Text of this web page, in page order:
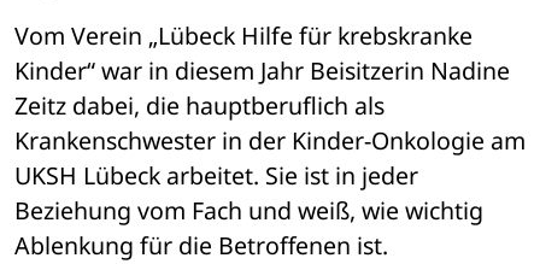
Vom Verein „Lübeck Hilfe für krebskranke
Kinder“ war in diesem Jahr Beisitzerin Nadine
Zeitz dabei, die hauptberuflich als
Krankenschwester in der Kinder-Onkologie am
UKSH Lübeck arbeitet. Sie ist in jeder
Beziehung vom Fach und weiß, wie wichtig
Ablenkung für die Betroffenen ist.